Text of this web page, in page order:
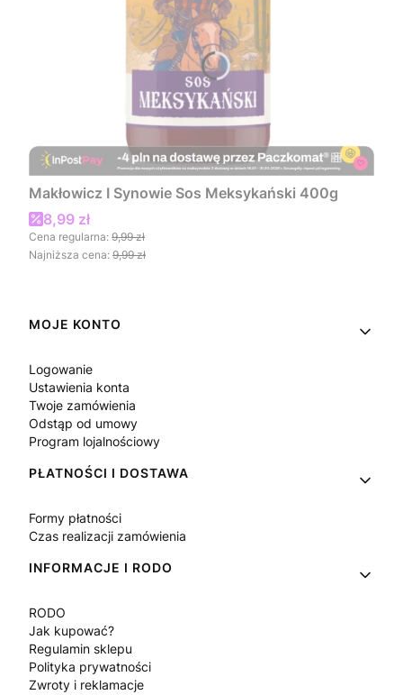
Makłowicz I Synowie Sos Meksykański 400g
Cena promocyjna
8,99 zł
Cena regularna: 9,99 zł
Najniższa cena: 9,99 zł
Linki w stopce
MOJE KONTO
Logowanie
Ustawienia konta
Twoje zamówienia
Odstąp od umowy
Program lojalnościowy
PŁATNOŚCI I DOSTAWA
Formy płatności
Czas realizacji zamówienia
INFORMACJE I RODO
RODO
Jak kupować?
Regulamin sklepu
Polityka prywatności
Zwroty i reklamacje